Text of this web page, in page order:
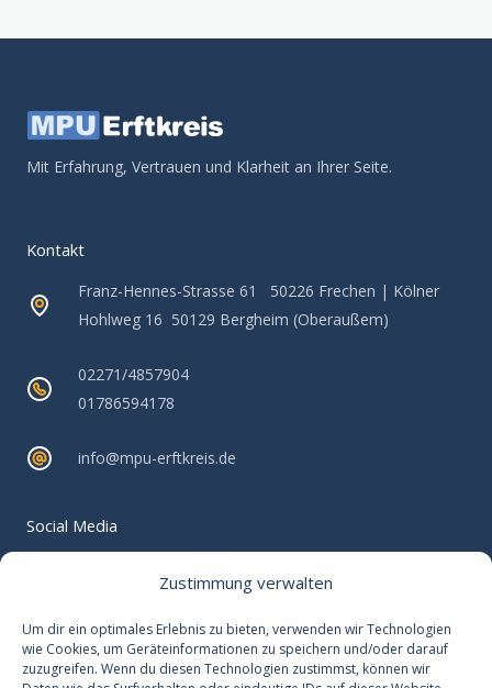
Zustimmung verwalten
Um dir ein optimales Erlebnis zu bieten, verwenden wir Technologien
wie Cookies, um Geräteinformationen zu speichern und/oder darauf
zuzugreifen. Wenn du diesen Technologien zustimmst, können wir
Mit Erfahrung, Vertrauen und Klarheit an Ihrer Seite.
Kontakt
Franz-Hennes-Strasse 61 50226 Frechen | Kölner
Hohlweg 16 50129 Bergheim (Oberaußem)
02271/4857904
01786594178
info@mpu-erftkreis.de
Social Media
F
a